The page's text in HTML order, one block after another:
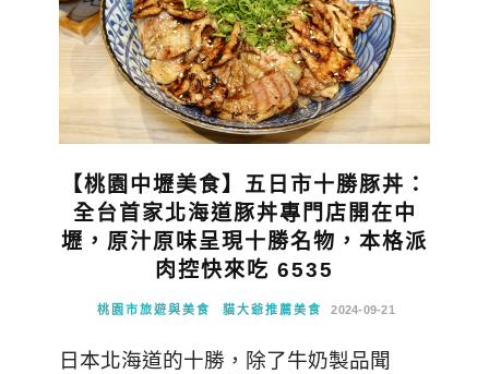
【桃園中壢美食】五日市十勝豚丼：
全台首家北海道豚丼專門店開在中
壢，原汁原味呈現十勝名物，本格派
肉控快來吃 6535
桃園市旅遊與美食 貓大爺推薦美食 2024-09-21
日本北海道的十勝，除了牛奶製品聞